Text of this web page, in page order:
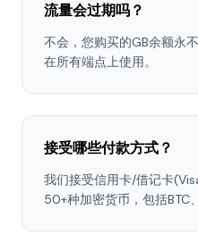
流量会过期吗？
不会，您购买的GB余额永
在所有端点上使用。
接受哪些付款方式？
我们接受信用卡/借记卡
50+种加密货币，包括BTC